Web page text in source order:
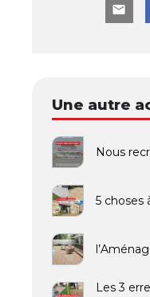
Une autre
Nous
5 choses
Les 3